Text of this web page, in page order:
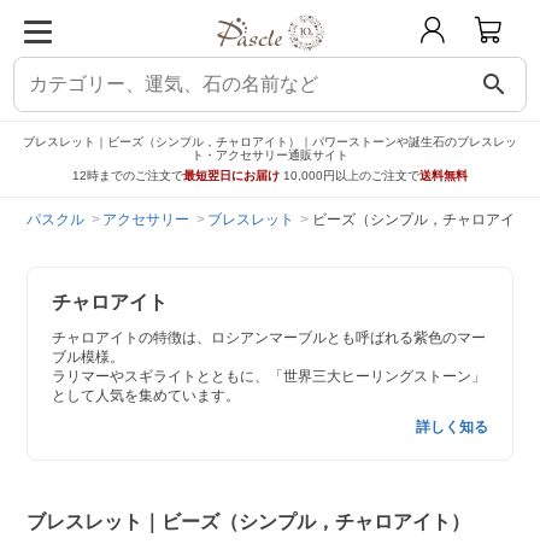
search
ブレスレット｜ビーズ（シンプル，チャロアイト）｜パワーストーンや誕生石のブレスレッ
ト・アクセサリー通販サイト
12時までのご注文で最短翌日にお届け 10,000円以上のご注文で送料無料
パスクル アクセサリー ブレスレット ビーズ（シンプル，チャロアイト
チャロアイト
チャロアイトの特徴は、ロシアンマーブルとも呼ばれる紫色のマー
ブル模様。
ラリマーやスギライトとともに、「世界三大ヒーリングストーン」
として人気を集めています。
詳しく知る
ブレスレット｜ビーズ（シンプル，チャロアイト）